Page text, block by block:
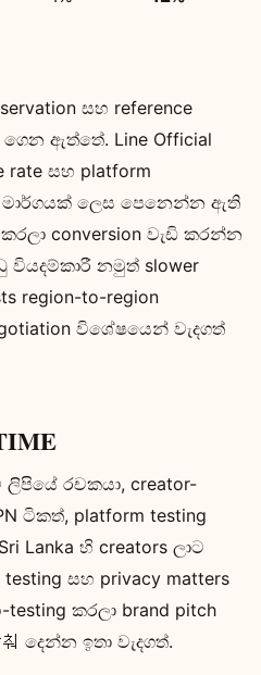
සහ reference
ඇත්තේ. Line Official
rate සහ platform
මාර්ගයක් ලෙස පෙනෙන්න ඇති
conversion වැඩි කරන්න
වියදම්කාරී නමුත් slower
region-to-region
විශේෂයෙන් වැදගත්
රචකයා, creator-
ටිකත්, platform testing
Lanka හි creators ලාට
testing සහ privacy matters
කරලා brand pitch
දෙන්න ඉතා වැදගත්.